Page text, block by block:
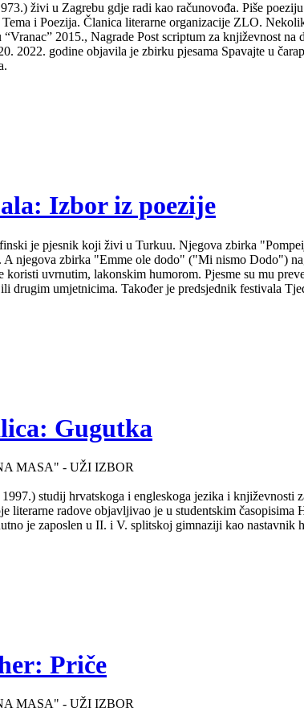
živi u Zagrebu gdje radi kao računovođa. Piše
Tema i Poezija. Članica literarne organizacije ZLO.
2015., Nagrade Post scriptum za književnost
2022. godine objavila je zbirku pjesama Spavajte u
Izbor iz poezije
je pjesnik koji živi u Turkuu. Njegova zbirka
njegova zbirka "Emme ole dodo" ("Mi nismo Dodo")
koristi uvrnutim, lakonskim humorom. Pjesme su mu
drugim umjetnicima. Također je predsjednik festivala
Gugutka
MASA" - UŽI IZBOR
studij hrvatskoga i engleskoga jezika i
literarne radove objavljivao je u studentskim
je zaposlen u II. i V. splitskoj gimnaziji kao nastavnik
Priče
MASA" - UŽI IZBOR